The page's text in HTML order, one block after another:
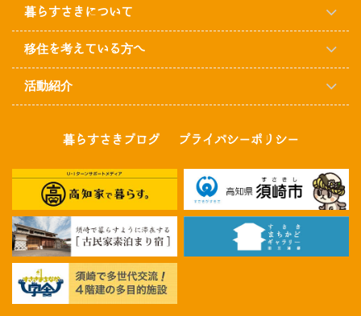
暮らすさきについて
移住を考えている方へ
活動紹介
暮らすさきブログ プライバシーポリシー